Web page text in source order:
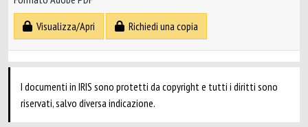
Visualizza/Apri
Richiedi una copia
I documenti in IRIS sono protetti da copyright e tutti i diritti sono
riservati, salvo diversa indicazione.